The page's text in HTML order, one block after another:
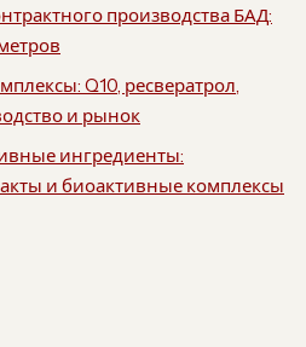
производства БАД:
Q10, ресвератрол,
и рынок
ингредиенты:
и биоактивные комплексы